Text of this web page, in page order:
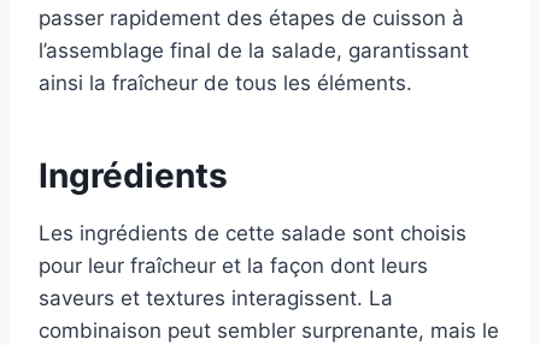
passer rapidement des étapes de cuisson à
l’assemblage final de la salade, garantissant
ainsi la fraîcheur de tous les éléments.
Ingrédients
Les ingrédients de cette salade sont choisis
pour leur fraîcheur et la façon dont leurs
saveurs et textures interagissent. La
combinaison peut sembler surprenante, mais le